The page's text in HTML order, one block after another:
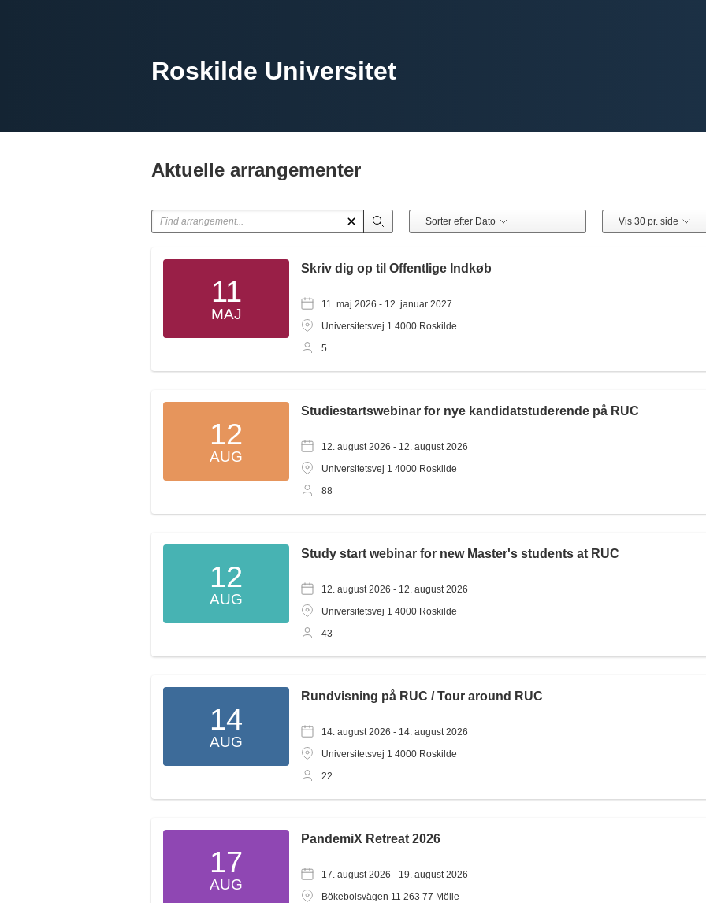
Roskilde Universitet
Aktuelle arrangementer
Sorter efter Dato Vis 30 pr. side
11
MAJ
Skriv dig op til Offentlige Indkøb
11. maj 2026 - 12. januar 2027
Universitetsvej 1 4000 Roskilde
5
12
AUG
Studiestartswebinar for nye kandidatstuderende på RUC
12. august 2026 - 12. august 2026
Universitetsvej 1 4000 Roskilde
88
12
AUG
Study start webinar for new Master's students at RUC
12. august 2026 - 12. august 2026
Universitetsvej 1 4000 Roskilde
43
14
AUG
Rundvisning på RUC / Tour around RUC
14. august 2026 - 14. august 2026
Universitetsvej 1 4000 Roskilde
22
17
AUG
PandemiX Retreat 2026
17. august 2026 - 19. august 2026
Bökebolsvägen 11 263 77 Mölle